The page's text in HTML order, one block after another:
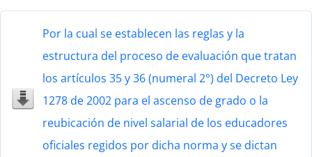
Por la cual se establecen las reglas y la
estructura del proceso de evaluación que tratan
los artículos 35 y 36 (numeral 2°) del Decreto Ley
1278 de 2002 para el ascenso de grado o la
reubicación de nivel salarial de los educadores
oficiales regidos por dicha norma y se dictan